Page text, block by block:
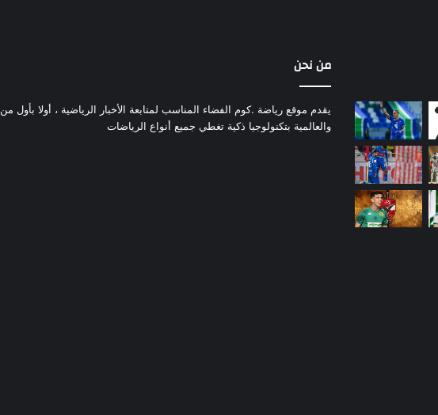
من نحن
يقدم موقع رياضة .كوم الفضاء المناسب لمتابعة الأخبار الرياضية ، أولا بأول
والعالمية بتكنولوجيا ذكية تغطي جميع أنواع الرياضات